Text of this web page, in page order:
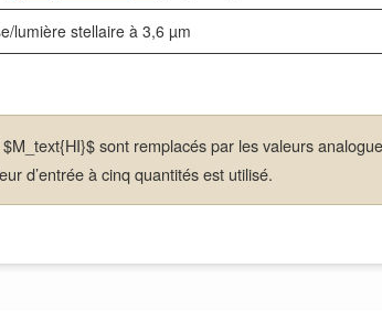
lumière stellaire à 3,6 µm
sont remplacés par les valeurs
d’entrée à cinq quantités est utilisé.